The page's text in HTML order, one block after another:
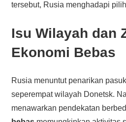
tersebut, Rusia menghadapi
Isu Wilayah dan
Ekonomi Bebas
Rusia menuntut penarikan
seperempat wilayah Donetsk.
menawarkan pendekatan